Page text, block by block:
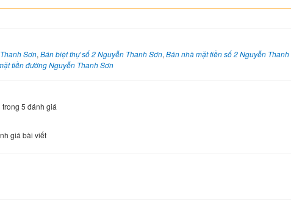
Sơn, Bán biệt thự số 2 Nguyễn Thanh Sơn, Bán nhà mặt tiền số 2 Nguyễn Thanh
tiền đường Nguyễn Thanh Sơn
5 đánh giá
giá bài viết